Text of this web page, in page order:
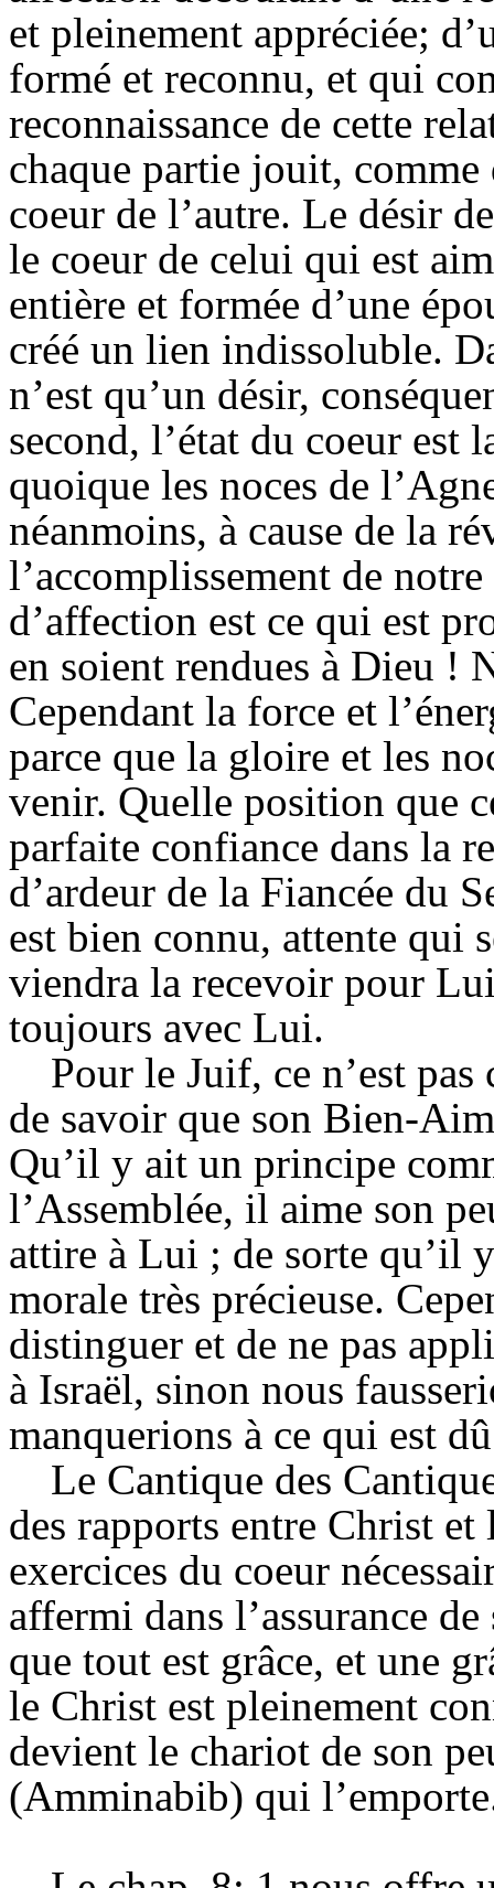
et pleinement appréciée;
formé et reconnu, et qui
reconnaissance de cette
chaque partie jouit, comme
coeur de l’autre. Le désir
le coeur de celui qui est
entière et formée d’une
créé un lien indissoluble.
n’est qu’un désir,
second, l’état du coeur est
quoique les noces de
néanmoins, à cause de la
l’accomplissement de
d’affection est ce qui est
en soient rendues à Dieu !
Cependant la force et
parce que la gloire et les
venir. Quelle position que
parfaite confiance dans la
d’ardeur de la Fiancée du
est bien connu, attente qui
viendra la recevoir pour
toujours avec Lui.
Pour le Juif, ce n’est
de savoir que son Bien-
Qu’il y ait un principe
l’Assemblée, il aime son
attire à Lui ; de sorte qu’il
morale très précieuse.
distinguer et de ne pas
à Israël, sinon nous
manquerions à ce qui est
Le Cantique des
des rapports entre Christ
exercices du coeur
affermi dans l’assurance
que tout est grâce, et une
le Christ est pleinement
devient le chariot de son
(Amminabib) qui